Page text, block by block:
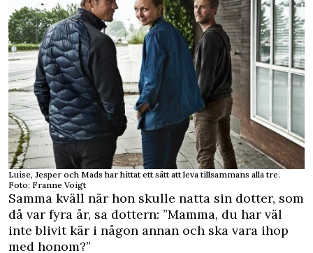
Luise, Jesper och Mads har hittat ett sätt att leva tillsammans alla tre.
Foto: Franne Voigt
Samma kväll när hon skulle natta sin dotter, som
då var fyra år, sa dottern: ”Mamma, du har väl
inte blivit kär i någon annan och ska vara ihop
med honom?”